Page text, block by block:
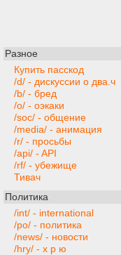
Разное
Купить пасскод
/d/ - дискуссии о два.ч
/b/ - бред
/o/ - оэкаки
/soc/ - общение
/media/ - анимация
/r/ - просьбы
/api/ - API
/rf/ - убежище
Тивач
Политика
/int/ - international
/po/ - политика
/news/ - новости
/hry/ - х р ю